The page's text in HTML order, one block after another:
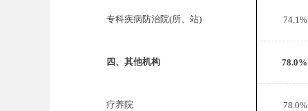
专科疾病防治院(所、站) 74.1%
四、其他机构 78.0%
疗养院 78.0%